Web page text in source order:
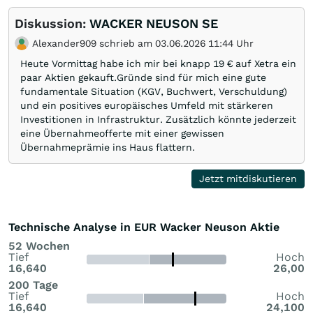
Diskussion: WACKER NEUSON SE
Alexander909 schrieb am 03.06.2026 11:44 Uhr
Heute Vormittag habe ich mir bei knapp 19 € auf Xetra ein
paar Aktien gekauft.Gründe sind für mich eine gute
fundamentale Situation (KGV, Buchwert, Verschuldung)
und ein positives europäisches Umfeld mit stärkeren
Investitionen in Infrastruktur. Zusätzlich könnte jederzeit
eine Übernahmeofferte mit einer gewissen
Übernahmeprämie ins Haus flattern.
Jetzt mitdiskutieren
Technische Analyse in EUR Wacker Neuson Aktie
52 Wochen
Tief
16,640
Hoch
26,00
200 Tage
Tief
16,640
Hoch
24,100